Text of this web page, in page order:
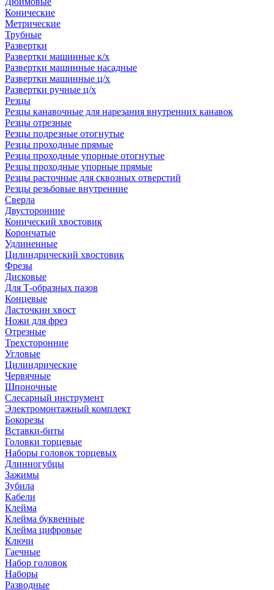
Конические
Метрические
Трубные
Развертки
Развертки машинные к/х
Развертки машинные насадные
Развертки машинные ц/х
Развертки ручные ц/х
Резцы
Резцы канавочные для нарезания внутренних канавок
Резцы отрезные
Резцы подрезные отогнутые
Резцы проходные прямые
Резцы проходные упорные отогнутые
Резцы проходные упорные прямые
Резцы расточные для сквозных отверстий
Резцы резьбовые внутренние
Сверла
Двусторонние
Конический хвостовик
Корончатые
Удлиненные
Цилиндрический хвостовик
Фрезы
Дисковые
Для Т-образных пазов
Концевые
Ласточкин хвост
Ножи для фрез
Отрезные
Трехсторонние
Угловые
Цилиндрические
Червячные
Шпоночные
Слесарный инструмент
Электромонтажный комплект
Бокорезы
Вставки-биты
Головки торцевые
Наборы головок торцевых
Длинногубцы
Зажимы
Зубила
Кабели
Клейма
Клейма буквенные
Клейма цифровые
Ключи
Гаечные
Набор головок
Наборы
Разводные